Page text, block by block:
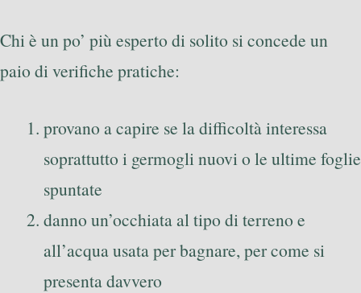
Chi è un po’ più esperto di solito si concede un
paio di verifiche pratiche:
provano a capire se la difficoltà interessa
soprattutto i germogli nuovi o le ultime foglie
spuntate
danno un’occhiata al tipo di terreno e
all’acqua usata per bagnare, per come si
presenta davvero